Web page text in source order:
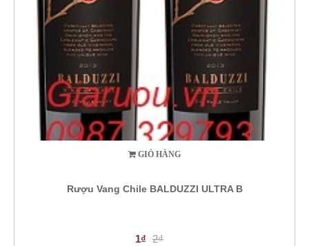
GIỎ HÀNG
Rượu Vang Chile BALDUZZI ULTRA B
1₫ 2₫